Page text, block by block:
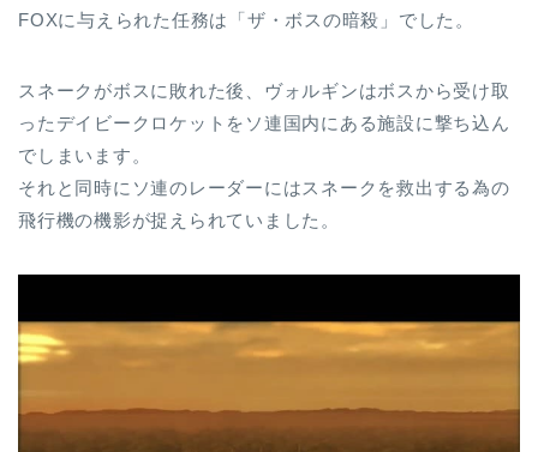
FOXに与えられた任務は「ザ・ボスの暗殺」でした。
スネークがボスに敗れた後、ヴォルギンはボスから受け取
ったデイビークロケットをソ連国内にある施設に撃ち込ん
でしまいます。
それと同時にソ連のレーダーにはスネークを救出する為の
飛行機の機影が捉えられていました。